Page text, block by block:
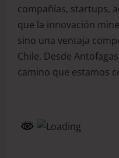
compañías, startups,
que la innovación
sino una ventaja
Chile. Desde
camino que estamos